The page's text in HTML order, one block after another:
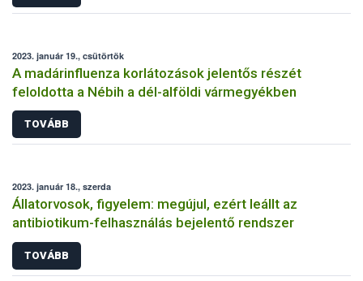
2023. január 19., csütörtök
A madárinfluenza korlátozások jelentős részét
feloldotta a Nébih a dél-alföldi vármegyékben
TOVÁBB
2023. január 18., szerda
Állatorvosok, figyelem: megújul, ezért leállt az
antibiotikum-felhasználás bejelentő rendszer
TOVÁBB